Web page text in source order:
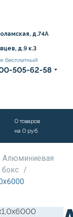
д.74А
д.9 к.3
бесплатный
505-62-58
0 товаров
на 0 руб.
Алюминиевая
/